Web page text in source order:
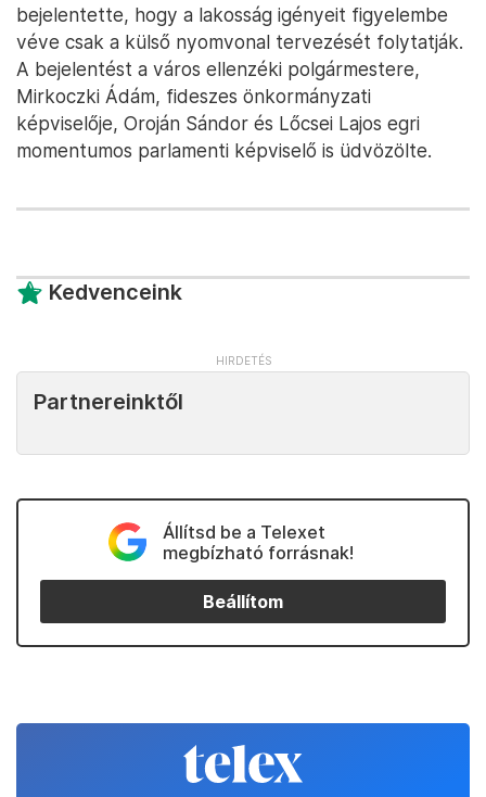
bejelentette, hogy a lakosság igényeit figyelembe
véve csak a külső nyomvonal tervezését folytatják.
A bejelentést a város ellenzéki polgármestere,
Mirkoczki Ádám, fideszes önkormányzati
képviselője, Oroján Sándor és Lőcsei Lajos egri
momentumos parlamenti képviselő is üdvözölte.
Kedvenceink
Partnereinktől
Állítsd be a Telexet
megbízható forrásnak!
Beállítom